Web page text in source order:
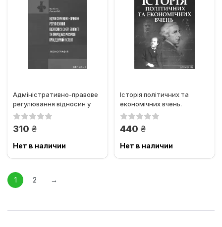
Адміністративно-правове
регулювання відносин у
сфері екології та...
310 грн.
Нет в наличии
Історія політичних та
економічних вчень.
Навчальний посібник
440 грн.
Нет в наличии
1 2 →